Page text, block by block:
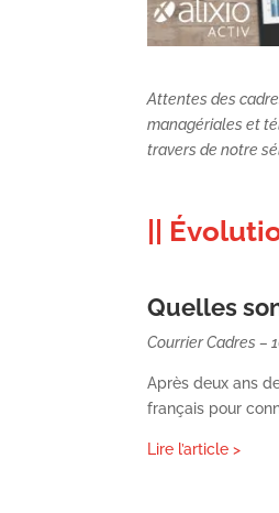
Attentes des
managériales et
travers de notre
||
Quelles
Courrier Cadres –
Après deux ans
français pour
Lire l’article>